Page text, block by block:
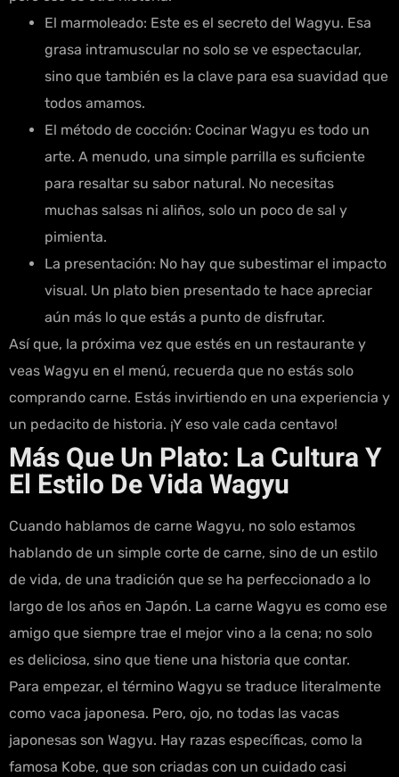
El marmoleado: Este es el secreto del Wagyu. Esa
grasa intramuscular no solo se ve espectacular,
sino que también es la clave para esa suavidad que
todos amamos.
El método de cocción: Cocinar Wagyu es todo un
arte. A menudo, una simple parrilla es suficiente
para resaltar su sabor natural. No necesitas
muchas salsas ni aliños, solo un poco de sal y
pimienta.
La presentación: No hay que subestimar el impacto
visual. Un plato bien presentado te hace apreciar
aún más lo que estás a punto de disfrutar.
Así que, la próxima vez que estés en un restaurante y
veas Wagyu en el menú, recuerda que no estás solo
comprando carne. Estás invirtiendo en una experiencia y
un pedacito de historia. ¡Y eso vale cada centavo!
Más Que Un Plato: La Cultura Y
El Estilo De Vida Wagyu
Cuando hablamos de carne Wagyu, no solo estamos
hablando de un simple corte de carne, sino de un estilo
de vida, de una tradición que se ha perfeccionado a lo
largo de los años en Japón. La carne Wagyu es como ese
amigo que siempre trae el mejor vino a la cena; no solo
es deliciosa, sino que tiene una historia que contar.
Para empezar, el término Wagyu se traduce literalmente
como vaca japonesa. Pero, ojo, no todas las vacas
japonesas son Wagyu. Hay razas específicas, como la
famosa Kobe, que son criadas con un cuidado casi